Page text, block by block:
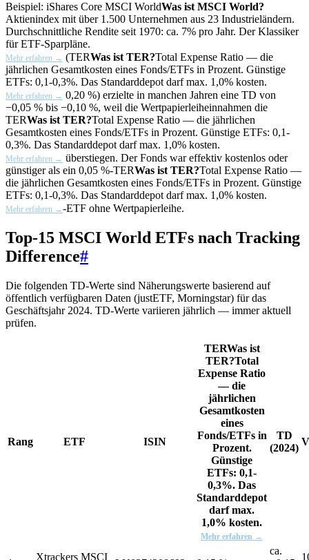
Beispiel: iShares Core MSCI WorldWas ist MSCI World?
Aktienindex mit über 1.500 Unternehmen aus 23 Industrieländern.
Durchschnittliche Rendite seit 1970: ca. 7% pro Jahr. Der Klassiker
für ETF-Sparpläne.
Mehr erfahren → (TERWas ist TER?Total Expense Ratio — die
jährlichen Gesamtkosten eines Fonds/ETFs in Prozent. Günstige
ETFs: 0,1-0,3%. Das Standarddepot darf max. 1,0% kosten.
Mehr erfahren → 0,20 %) erzielte in manchen Jahren eine TD von
−0,05 % bis −0,10 %, weil die Wertpapierleiheinnahmen die
TERWas ist TER?Total Expense Ratio — die jährlichen
Gesamtkosten eines Fonds/ETFs in Prozent. Günstige ETFs: 0,1-
0,3%. Das Standarddepot darf max. 1,0% kosten.
Mehr erfahren → überstiegen. Der Fonds war effektiv kostenlos oder
günstiger als ein 0,05 %-TERWas ist TER?Total Expense Ratio —
die jährlichen Gesamtkosten eines Fonds/ETFs in Prozent. Günstige
ETFs: 0,1-0,3%. Das Standarddepot darf max. 1,0% kosten.
Mehr erfahren →-ETF ohne Wertpapierleihe.
Top-15 MSCI World ETFs nach Tracking
Difference#
Die folgenden TD-Werte sind Näherungswerte basierend auf
öffentlich verfügbaren Daten (justETF, Morningstar) für das
Geschäftsjahr 2024. TD-Werte variieren jährlich — immer aktuell
prüfen.
Rang ETF ISIN
TERWas ist
TER?Total
Expense Ratio
— die
jährlichen
Gesamtkosten
eines
Fonds/ETFs in
Prozent.
Günstige
ETFs: 0,1-
0,3%. Das
Standarddepot
darf max.
1,0% kosten.
Mehr erfahren →
TD
(2024)
Xtrackers MSCI
ca.